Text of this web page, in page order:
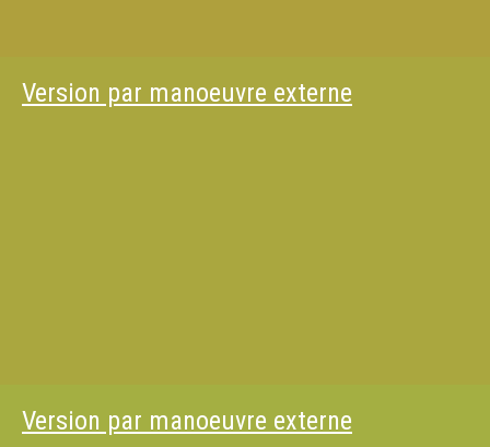
Version par manoeuvre externe
Version par manoeuvre externe